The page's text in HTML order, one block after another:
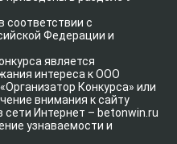
соответствии с
Федерации и
является
интереса к ООО
Конкурса» или
внимания к сайту
сети Интернет – betonwin.ru
узнаваемости и